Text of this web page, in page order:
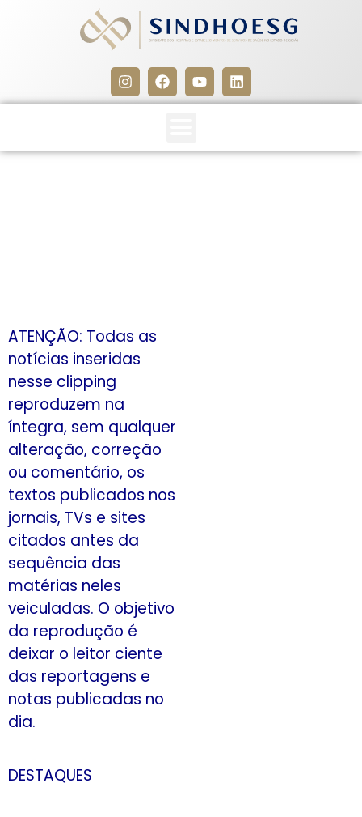
ATENÇÃO: Todas as
notícias inseridas
nesse clipping
reproduzem na
íntegra, sem qualquer
alteração, correção
ou comentário, os
textos publicados nos
jornais, TVs e sites
citados antes da
sequência das
matérias neles
veiculadas. O objetivo
da reprodução é
deixar o leitor ciente
das reportagens e
notas publicadas no
dia.
DESTAQUES